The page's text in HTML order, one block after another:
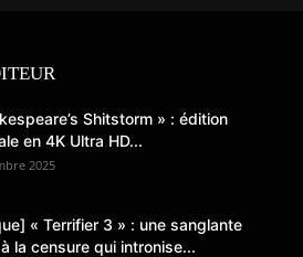
Shitstorm » : édition
en 4K Ultra HD...
2025
« Terrifier 3 » : une sanglante
la censure qui intronise...